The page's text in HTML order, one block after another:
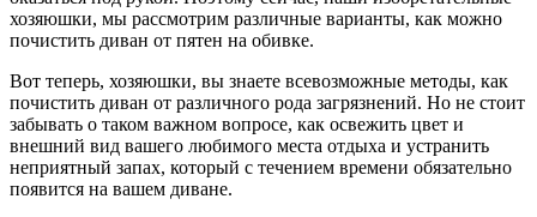
хозяюшки, мы рассмотрим различные варианты, как можно
почистить диван от пятен на обивке.
Вот теперь, хозяюшки, вы знаете всевозможные методы, как
почистить диван от различного рода загрязнений. Но не стоит
забывать о таком важном вопросе, как освежить цвет и
внешний вид вашего любимого места отдыха и устранить
неприятный запах, который с течением времени обязательно
появится на вашем диване.